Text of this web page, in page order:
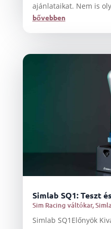
ajánlataikat. Nem is
bővebben
Simlab SQ1: Teszt
Sim Racing váltókar,
Simlab SQ1Előnyök